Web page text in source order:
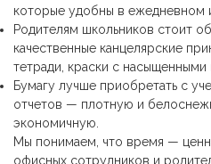
которые удобны в ежедневном
Родителям школьников стоит
качественные канцелярские
тетради, краски с насыщенными
Бумагу лучше приобретать с
отчетов — плотную и
экономичную.
Мы понимаем, что время —
офисных сотрудников и